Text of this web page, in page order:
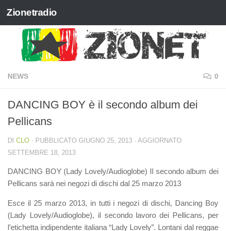
Salta al contenuto
Zionetradio
NEWS 0
DANCING BOY è il secondo album dei
Pellicans
DI CLO · PUBBLICATO GIUGNO 25, 2013 · AGGIORNATO
SETTEMBRE 18, 2013
DANCING BOY (Lady Lovely/Audioglobe) Il secondo album dei
Pellicans sarà nei negozi di dischi dal 25 marzo 2013
Esce il 25 marzo 2013, in tutti i negozi di dischi, Dancing Boy
(Lady Lovely/Audioglobe), il secondo lavoro dei Pellicans, per
l’etichetta indipendente italiana “Lady Lovely”. Lontani dal reggae